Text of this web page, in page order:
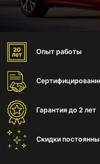
Опыт работы
Гарантиядо 2 лет
Скидки